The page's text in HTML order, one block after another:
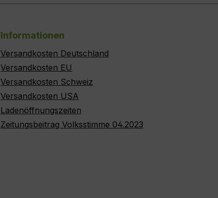
Informationen
Versandkosten Deutschland
Versandkosten EU
Versandkosten Schweiz
Versandkosten USA
Ladenöffnungszeiten
Zeitungsbeitrag Volksstimme 04.2023